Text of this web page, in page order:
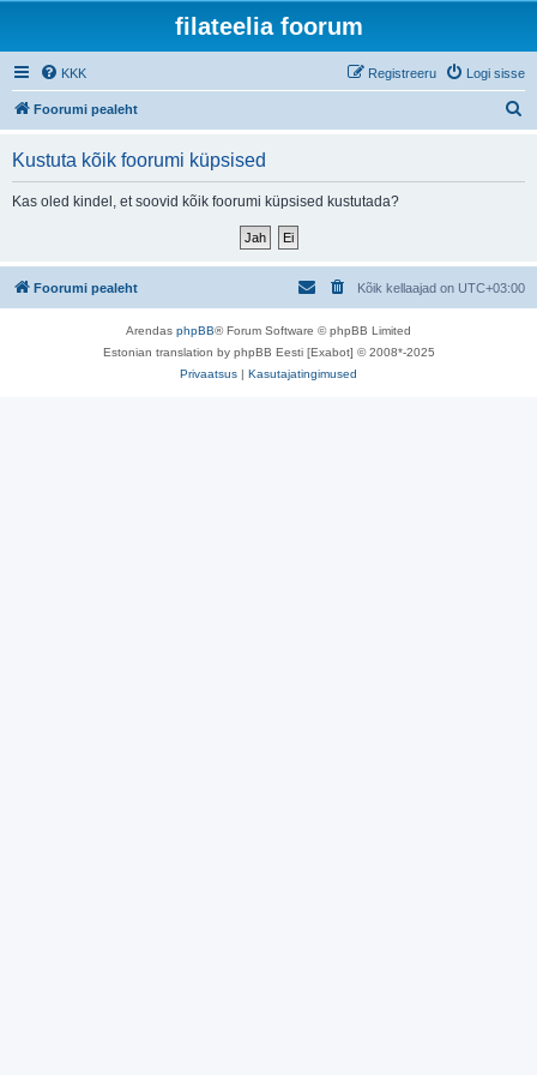
filateelia foorum
KKK Logi sisse
Registreeru
Foorumi pealeht
Kustuta kõik foorumi küpsised
Kas oled kindel, et soovid kõik foorumi küpsised kustutada?
Foorumi pealeht Kõik kellaajad on UTC+03:00
Arendas phpBB® Forum Software © phpBB Limited
Estonian translation by phpBB Eesti [Exabot] © 2008*-2025
Privaatsus | Kasutajatingimused